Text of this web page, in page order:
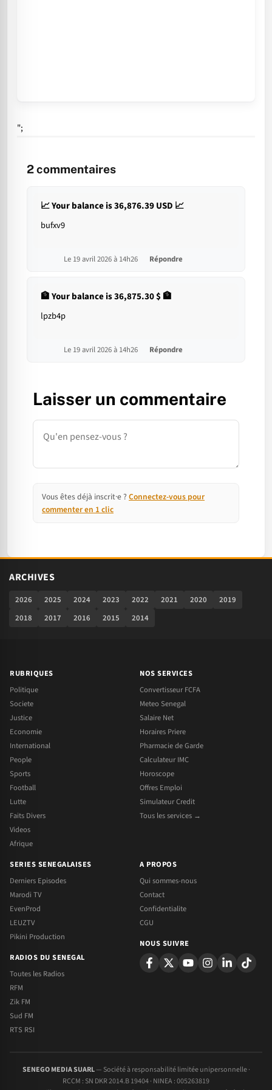
";
2commentaires
📈 Your balance is 36,876.39 USD 📈
bufxv9
Le 19 avril 2026 à 14h26 Répondre
🏦 Your balance is 36,875.30 $ 🏦
lpzb4p
Le 19 avril 2026 à 14h26 Répondre
Laisser un commentaire
Commentaire
Vous êtes déjà inscrit·e ? Connectez-vous pour
commenter en 1 clic
ARCHIVES
2026 2025 2024 2023 2022 2021 2020
2019
2018
2017 2016 2015 2014
RUBRIQUES
Politique
Societe
Justice
Economie
International
People
Sports
Football
Lutte
Faits Divers
Videos
Afrique
NOS SERVICES
Convertisseur FCFA
Meteo Senegal
Salaire Net
Horaires Priere
Pharmacie de Garde
Calculateur IMC
Horoscope
Offres Emploi
Simulateur Credit
Tous les services →
SERIES SENEGALAISES
Derniers Episodes
Marodi TV
EvenProd
LEUZTV
Pikini Production
RADIOS DU SENEGAL
Toutes les Radios
RFM
Zik FM
Sud FM
RTS RSI
A PROPOS
Qui sommes-nous
Contact
Confidentialite
CGU
NOUS SUIVRE
SENEGO MEDIA SUARL— Société à responsabilité limitée unipersonnelle ·
RCCM : SN DKR 2014.B 19404 · NINEA : 005263819